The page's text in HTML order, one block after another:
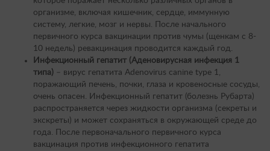
организме, включая кишечник, сердце, иммунную
систему, легкие, мозг и нервы. После начального
первичного курса вакцинации против чумы (щенкам с 8-
10 недель) ревакцинация проводится каждый год.
Инфекционный гепатит (Аденовирусная инфекция 1
типа) – вирус гепатита Adenovirus canine type 1,
поражающий печень, почки, глаза и кровеносные сосуды,
очень опасен. Инфекционный гепатит (болезнь Рубарта)
распространяется через жидкости организма (секреты и
экскреты) и может сохраняться в окружающей среде до
года. После первоначального первичного курса
вакцинация против инфекционного гепатита